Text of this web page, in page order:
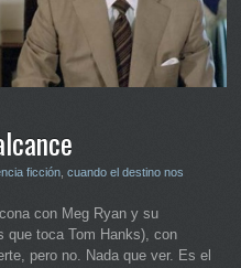
ficción ,cuando el destino nos
con Meg Ryan y su
que toca Tom Hanks), con
pero no. Nada que ver. Es el